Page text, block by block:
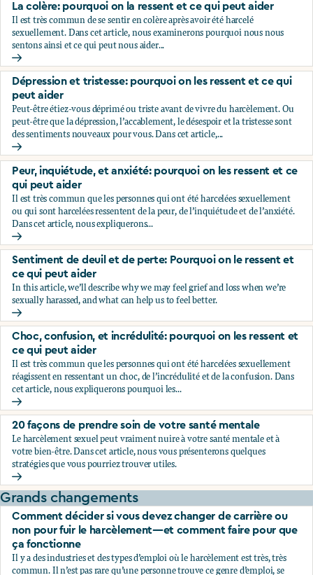
La colère: pourquoi on la ressent et ce qui peut aider
Il est très commun de se sentir en colère après avoir été harcelé
sexuellement. Dans cet article, nous examinerons pourquoi nous nous
sentons ainsi et ce qui peut nous aider...
La colère: pourquoi on la ressent et ce qui peut aider
Dépression et tristesse: pourquoi on les ressent et ce qui
peut aider
Peut-être étiez-vous déprimé ou triste avant de vivre du harcèlement. Ou
peut-être que la dépression, l’accablement, le désespoir et la tristesse sont
des sentiments nouveaux pour vous. Dans cet article,...
Dépression et tristesse: pourquoi on les ressent et ce qui
Peur, inquiétude, et anxiété: pourquoi on les ressent et ce
qui peut aider
Il est très commun que les personnes qui ont été harcelées sexuellement
ou qui sont harcelées ressentent de la peur, de l’inquiétude et de l’anxiété.
Dans cet article, nous expliquerons...
Peur, inquiétude, et anxiété: pourquoi on les ressent et ce
Sentiment de deuil et de perte: Pourquoi on le ressent et
ce qui peut aider
In this article, we’ll describe why we may feel grief and loss when we’re
sexually harassed, and what can help us to feel better.
Sentiment de deuil et de perte: Pourquoi on le ressent et
Choc, confusion, et incrédulité: pourquoi on les ressent et
ce qui peut aider
Il est très commun que les personnes qui ont été harcelées sexuellement
réagissent en ressentant un choc, de l’incrédulité et de la confusion. Dans
cet article, nous expliquerons pourquoi les...
Choc, confusion, et incrédulité: pourquoi on les ressent et
20 façons de prendre soin de votre santé mentale
Le harcèlement sexuel peut vraiment nuire à votre santé mentale et à
votre bien-être. Dans cet article, nous vous présenterons quelques
stratégies que vous pourriez trouver utiles.
20 façons de prendre soin de votre santé mentale
Grands changements
Comment décider si vous devez changer de carrière ou
non pour fuir le harcèlement—et comment faire pour que
ça fonctionne
Il y a des industries et des types d’emploi où le harcèlement est très, très
commun. Il n’est pas rare qu’une personne trouve ce genre d’emploi, se